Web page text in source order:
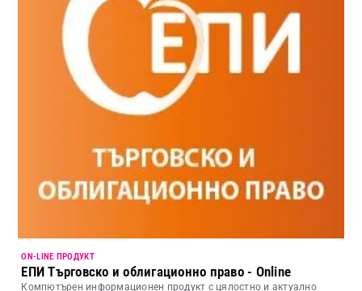
ON-LINE ПРОДУКТ
ЕПИ Търговско и облигационно право - Online
Компютърен информационен продукт с цялостно и актуално